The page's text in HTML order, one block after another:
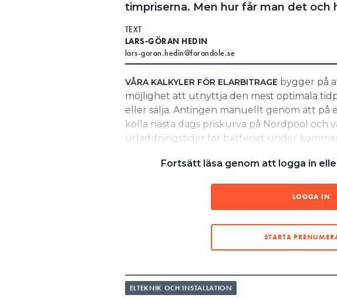
timpriserna. Men hur får man det och
TEXT
LARS-GÖRAN HEDIN
lars-goran.hedin@farandole.se
VÅRA KALKYLER FÖR ELARBITRAGE bygger på
möjlighet att utnyttja den mest optimala
eller sälja. Antingen manuellt genom att på
kolla nästa dags priskurva på Nordpool och
urladdningstider för batteriet under
för att importera data från Nordpool. Det
lösningar av den här typen är på gång.
urladdning av batteriet. Det finns ganska
priskurvorna från Nordpool att utgå ifrån. Till
efter klockan sju högt, liksom några timmar
Fortsätt läsa genom att logga in
LOGGA IN
STARTA
ELTEKNIK OCH INSTALLATION